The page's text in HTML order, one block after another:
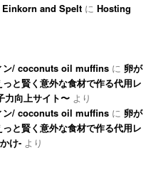
Einkorn and Spelt にHosting
ン/ coconuts oil muffins に 卵が
と賢く意外な食材で作る代用レ
力向上サイト〜 より
ン/ coconuts oil muffins に 卵が
と賢く意外な食材で作る代用レ
け- より